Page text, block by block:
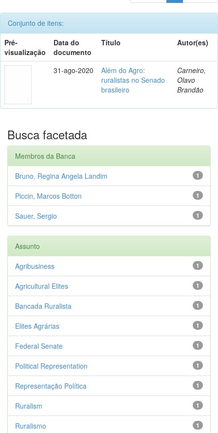
Conjunto de itens:
Pré-
visualização
Data do
documento
Título Autor(es)
31-ago-2020
Além do Agro:
ruralistas no Senado
brasileiro
Carneiro,
Olavo
Brandão
Busca facetada
Membros da Banca
1
Bruno, Regina Angela Landim
1
Piccin, Marcos Botton
1
Sauer, Sergio
Assunto
1
Agribusiness
1
Agricultural Elites
1
Bancada Ruralista
1
Elites Agrárias
1
Federal Senate
1
Political Representation
1
Representação Política
1
Ruralism
1
Ruralismo